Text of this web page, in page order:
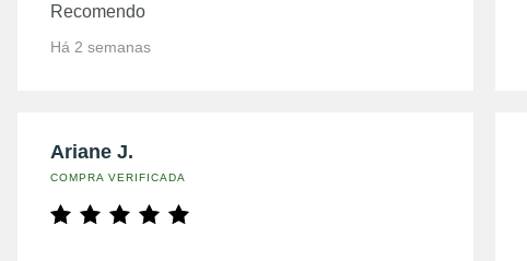
Recomendo
Há 2 semanas
Ariane J.
COMPRA VERIFICADA